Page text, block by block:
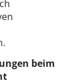
beim